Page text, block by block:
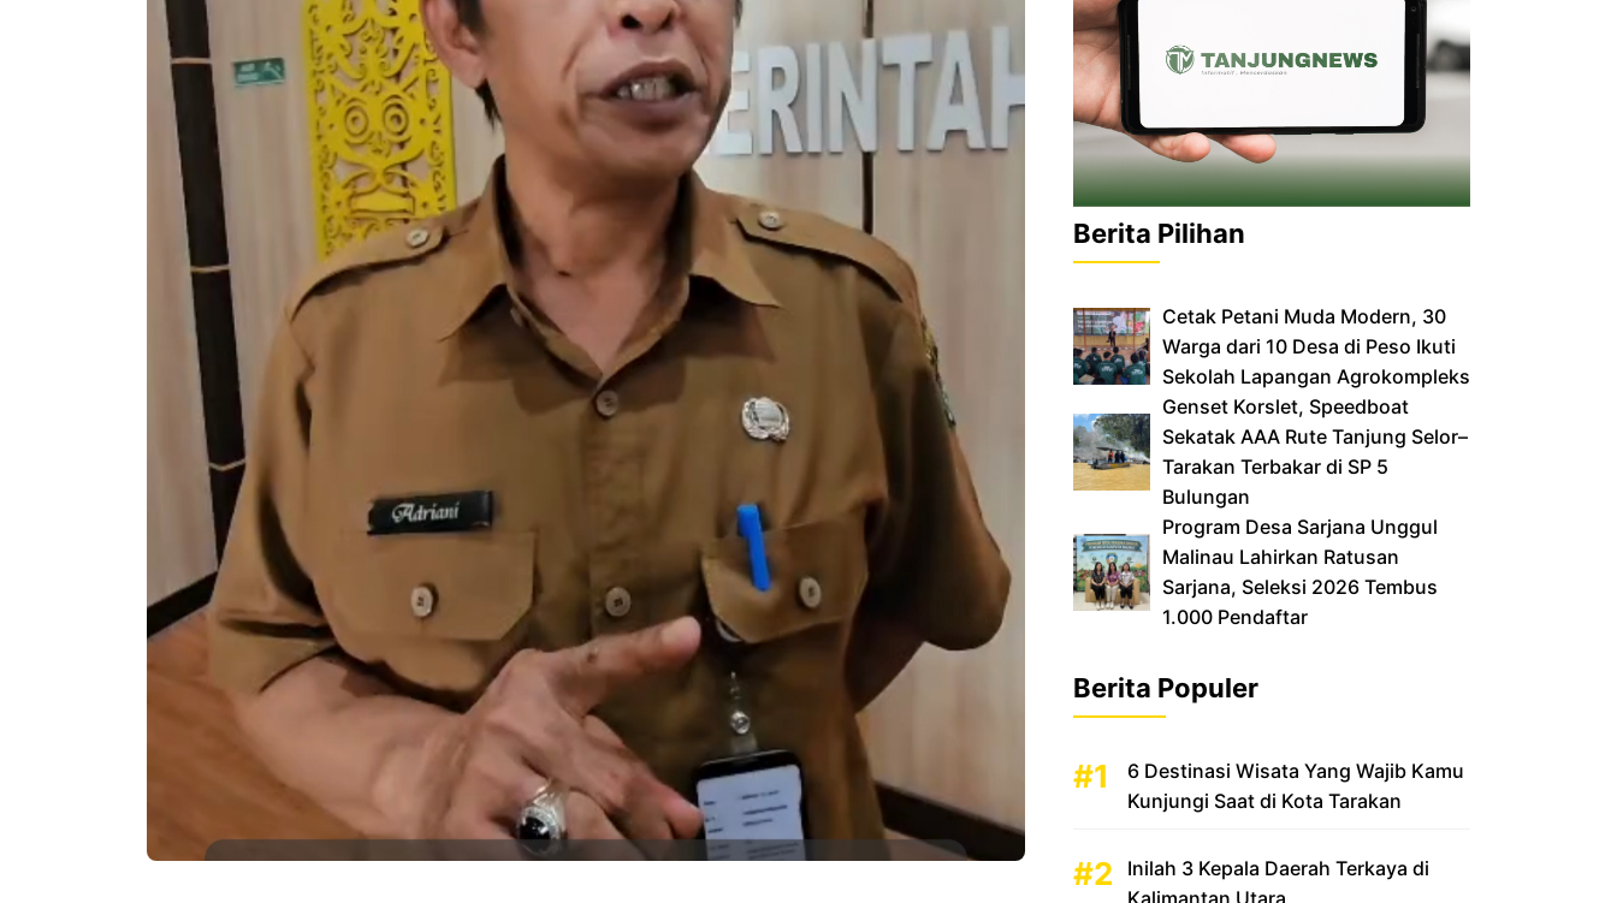
Berita Pilihan
Cetak Petani Muda Modern, 30
Warga dari 10 Desa di Peso Ikuti
Sekolah Lapangan Agrokompleks
‎Genset Korslet, Speedboat
Sekatak AAA Rute Tanjung Selor–
Tarakan Terbakar di SP 5
Bulungan
‎Program Desa Sarjana Unggul
Malinau Lahirkan Ratusan
Sarjana, Seleksi 2026 Tembus
1.000 Pendaftar
Berita Populer
6 Destinasi Wisata Yang Wajib Kamu
Kunjungi Saat di Kota Tarakan
Inilah 3 Kepala Daerah Terkaya di
Kalimantan Utara